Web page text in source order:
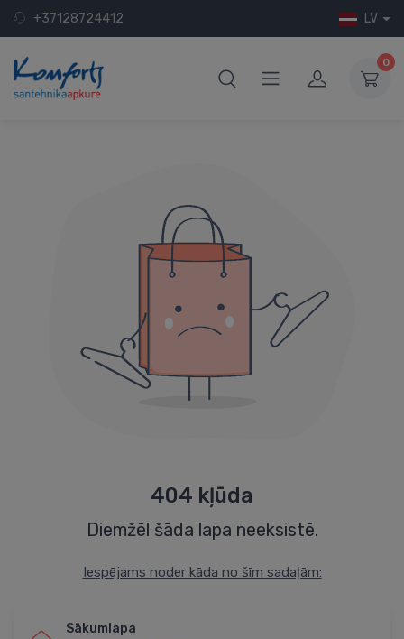
+37128724412 LV
0
404 kļūda
Diemžēl šāda lapa neeksistē.
Iespējams noder kāda no šīm sadaļām:
Sākumlapa